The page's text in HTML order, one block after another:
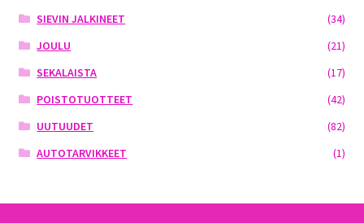
SIEVIN JALKINEET
(34)
JOULU
(21)
SEKALAISTA
(17)
POISTOTUOTTEET
(42)
UUTUUDET
(82)
AUTOTARVIKKEET
(1)